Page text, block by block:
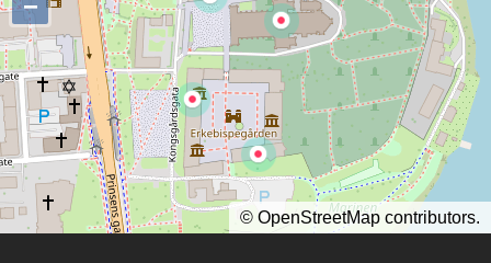
−
© OpenStreetMap contributors.